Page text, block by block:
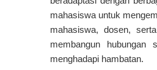
mahasiswa untuk
mahasiswa, dosen,
membangun
menghadapi hambatan.